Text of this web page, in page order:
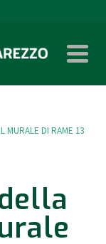
MURALE DI RAME 13